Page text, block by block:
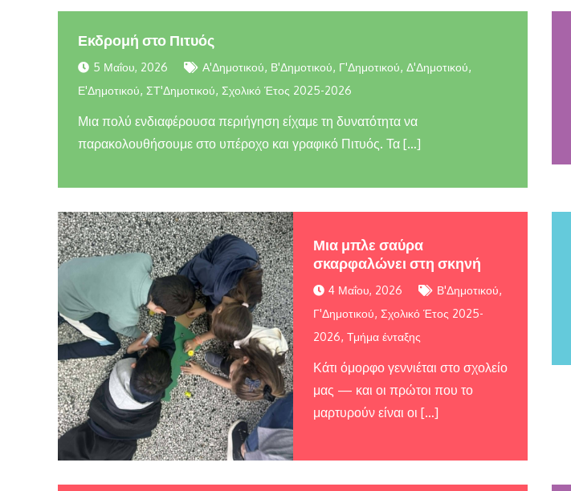
Εκδρομή στο Πιτυός
5 Μαΐου, 2026 Α'Δημοτικού, Β'Δημοτικού, Γ'Δημοτικού, Δ'Δημοτικού,
Ε'Δημοτικού, ΣΤ'Δημοτικού, Σχολικό Έτος 2025-2026
Μια πολύ ενδιαφέρουσα περιήγηση είχαμε τη δυνατότητα να
παρακολουθήσουμε στο υπέροχο και γραφικό Πιτυός. Τα […]
Μια μπλε σαύρα
σκαρφαλώνει στη σκηνή
4 Μαΐου, 2026 Β'Δημοτικού,
Γ'Δημοτικού, Σχολικό Έτος 2025-
2026, Τμήμα ένταξης
Κάτι όμορφο γεννιέται στο σχολείο
μας — και οι πρώτοι που το
μαρτυρούν είναι οι […]